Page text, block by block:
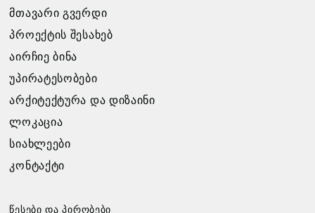
Ო
Ვ
Ნ
Ა
გთხოვთ
შეავსოთ
განაცხადი,
ჩვენ
უახლოეს
ᲛᲗᲐᲕᲐᲠᲘ ᲒᲕᲔᲠᲓᲘ
ᲞᲠᲝᲔᲥᲢᲘᲡ ᲨᲔᲡᲐᲮᲔᲑ
ᲐᲘᲠᲩᲘᲔ ᲑᲘᲜᲐ
ᲣᲞᲘᲠᲐᲢᲔᲡᲝᲑᲔᲑᲘ
ᲐᲠᲥᲘᲢᲔᲥᲢᲣᲠᲐ ᲓᲐ ᲓᲘᲖᲐᲘᲜᲘ
ᲚᲝᲙᲐᲪᲘᲐ
ᲡᲘᲐᲮᲚᲔᲔᲑᲘ
ᲙᲝᲜᲢᲐᲥᲢᲘ
წესები და პირობები